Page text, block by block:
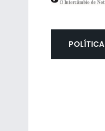
POLÍTICA